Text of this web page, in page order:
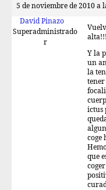
5 de noviembre de 2010 a
David Pinazo
Superadministrado
r
alta!!!
Y la
un
la
tener
ictus
coge
que